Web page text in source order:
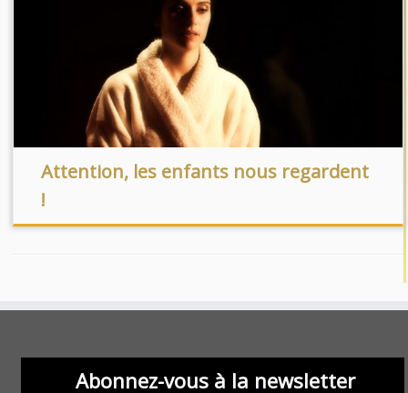
Attention, les enfants nous regardent
!
Abonnez-vous à la newsletter